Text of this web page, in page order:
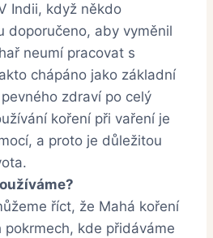
Indii, když někdo
doporučeno, aby vyměnil
neumí pracovat s
chápáno jako základní
zdraví po celý
koření při vaření je
a proto je důležitou
říct, že Mahá koření
pokrmech, kde přidáváme